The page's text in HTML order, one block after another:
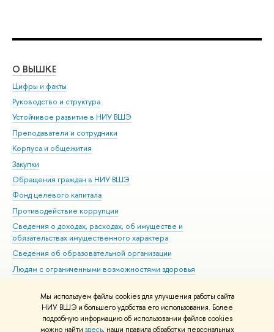
Мы используем файлы cookies для улучшения работы сайта
НИУ ВШЭ и большего удобства его использования. Более
подробную информацию об использовании файлов cookies
можно найти здесь, наши правила обработки персональных
О ВЫШКЕ
Цифры и факты
Руководство и структура
Устойчивое развитие в НИУ ВШЭ
Преподаватели и сотрудники
Корпуса и общежития
Закупки
Обращения граждан в НИУ ВШЭ
Фонд целевого капитала
Противодействие коррупции
Сведения о доходах, расходах, об имуществе и
обязательствах имущественного характера
Сведения об образовательной организации
Людям с ограниченными возможностями здоровья
Работа в Вышке